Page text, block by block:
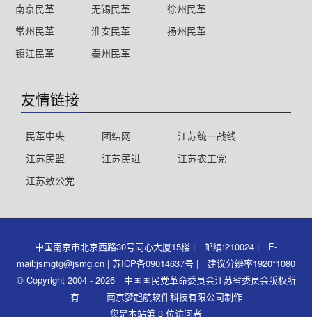
南京民革 无锡民革
徐州民革
常州民革
淮安民革
扬州民革
镇江民革
泰州民革
友情链接
民革中央 团结网
江苏统一战线
江苏民盟
江苏民进
江苏农工党
江苏致公党
中国南京市北京西路30号同心大厦15楼 | 邮编:210024 | E-
mail:jsmgtg@jsmg.cn | 苏ICP备09014637号 | 建议分辨率1920*1080
© Copyright 2004 - 2026 中国国民党革命委员会江苏省委员会版权所
有 南京梦起航软件科技有限公司制作
您是本站第 3 位访问者